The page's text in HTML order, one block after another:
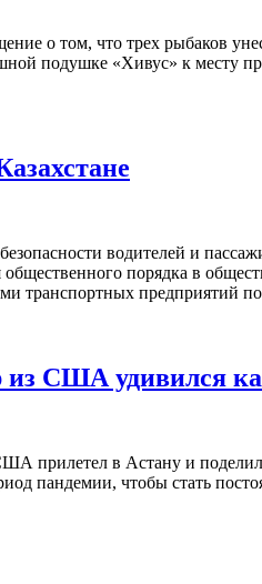
о том, что трех рыбаков
подушке «Хивус» к месту
водителей и
порядка в
транспортных предприятий
США удивился
прилетел в Астану и
пандемии, чтобы стать